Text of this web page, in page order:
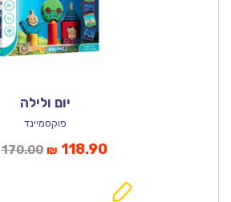
יום ולילה
פוקסמיינד
170.00המחיר
₪ 118.90המחיר
הוא: